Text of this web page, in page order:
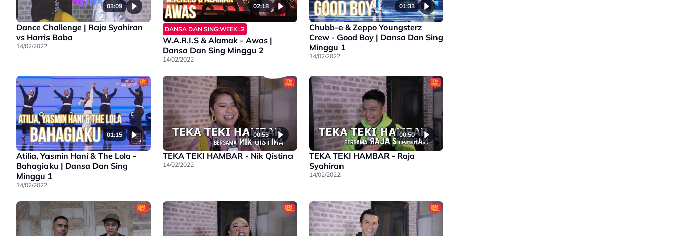
03:09
Dance Challenge | Raja Syahiran
vs Harris Baba
14/02/2022
02:18
DANSA DAN SING:WEEK=2
W.A.R.I.S & Alamak - Awas |
Dansa Dan Sing Minggu 2
14/02/2022
01:33
Chubb-e & Zeppo Youngsterz
Crew - Good Boy | Dansa Dan Sing
Minggu 1
14/02/2022
01:15
Atilia, Yasmin Hani & The Lola -
Bahagiaku | Dansa Dan Sing
Minggu 1
14/02/2022
00:53
TEKA TEKI HAMBAR - Nik Qistina
14/02/2022
00:50
TEKA TEKI HAMBAR - Raja
Syahiran
14/02/2022